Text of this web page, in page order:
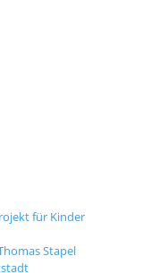
für Kinder
Stapel